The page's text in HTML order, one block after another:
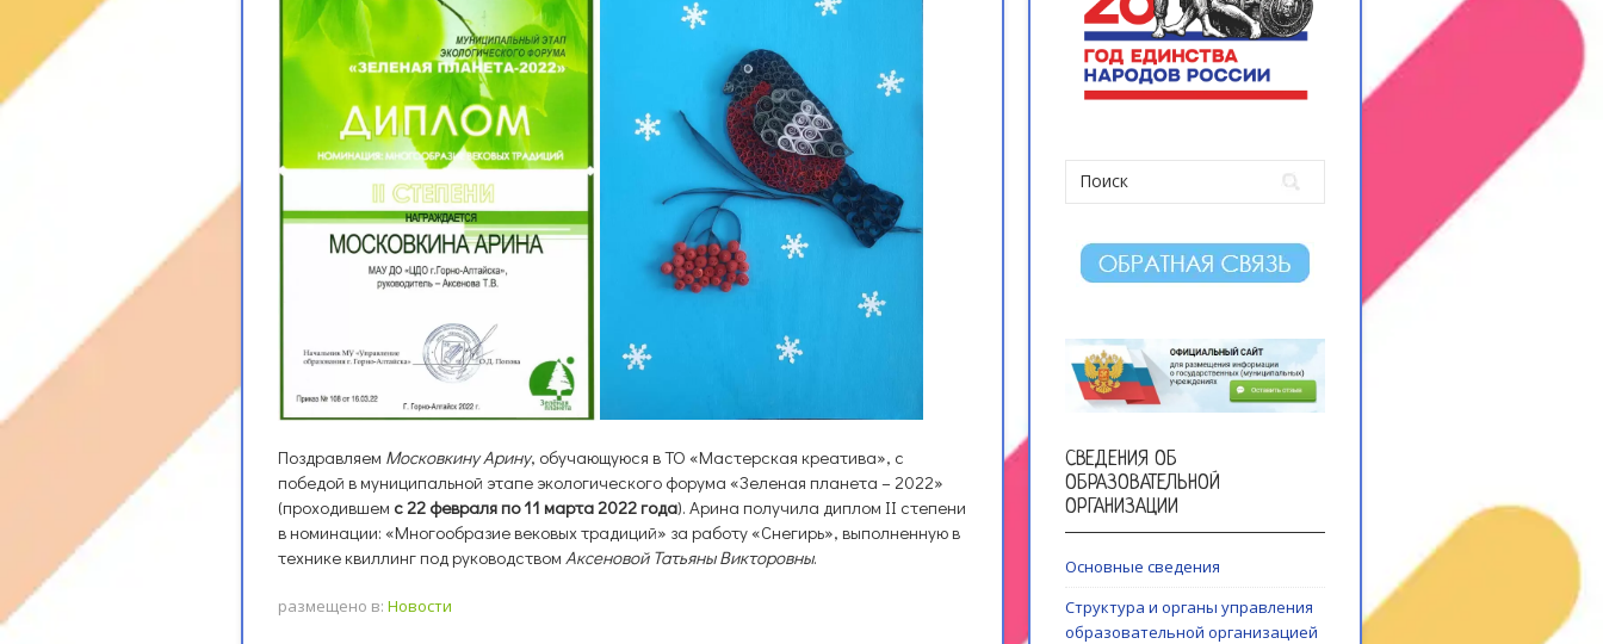
Поздравляем Московкину Арину, обучающуюся в ТО «Мастерская креатива», с
победой в муниципальной этапе экологического форума «Зеленая планета – 2022»
(проходившем с 22 февраля по 11 марта 2022 года). Арина получила диплом II степени
в номинации: «Многообразие вековых традиций» за работу «Снегирь», выполненную в
технике квиллинг под руководством Аксеновой Татьяны Викторовны.
размещено в: Новости
СВЕДЕНИЯ ОБ
ОБРАЗОВАТЕЛЬНОЙ
ОРГАНИЗАЦИИ
Основные сведения
Структура и органы управления
образовательной организацией